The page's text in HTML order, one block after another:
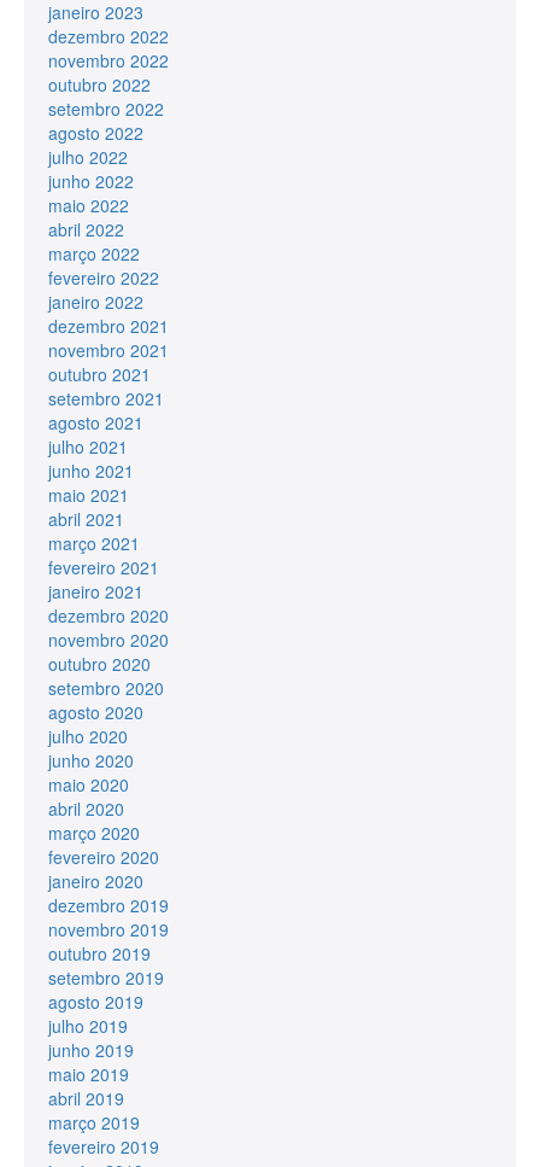
janeiro 2023
dezembro 2022
novembro 2022
outubro 2022
setembro 2022
agosto 2022
julho 2022
junho 2022
maio 2022
abril 2022
março 2022
fevereiro 2022
janeiro 2022
dezembro 2021
novembro 2021
outubro 2021
setembro 2021
agosto 2021
julho 2021
junho 2021
maio 2021
abril 2021
março 2021
fevereiro 2021
janeiro 2021
dezembro 2020
novembro 2020
outubro 2020
setembro 2020
agosto 2020
julho 2020
junho 2020
maio 2020
abril 2020
março 2020
fevereiro 2020
janeiro 2020
dezembro 2019
novembro 2019
outubro 2019
setembro 2019
agosto 2019
julho 2019
junho 2019
maio 2019
abril 2019
março 2019
fevereiro 2019